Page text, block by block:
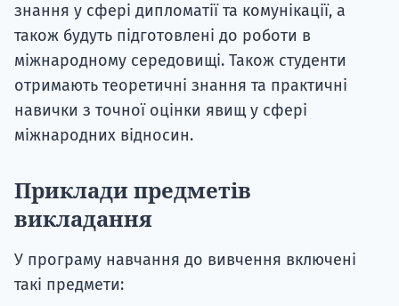
знання у сфері дипломатії та комунікації, а
також будуть підготовлені до роботи в
міжнародному середовищі. Також студенти
отримають теоретичні знання та практичні
навички з точної оцінки явищ у сфері
міжнародних відносин.
Приклади предметів
викладання
У програму навчання до вивчення включені
такі предмети: